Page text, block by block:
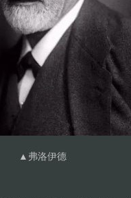
▲弗洛伊德